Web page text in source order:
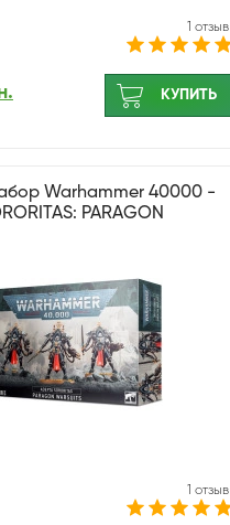
1 отзыв
КУПИТЬ
Warhammer 40000 -
PARAGON
1 отзыв